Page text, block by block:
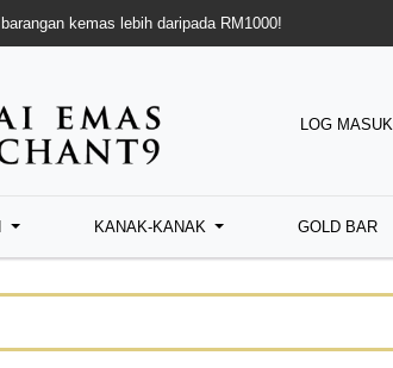
kemas lebih daripada RM1000!
LOG MASUK
KANAK-KANAK GOLD BAR